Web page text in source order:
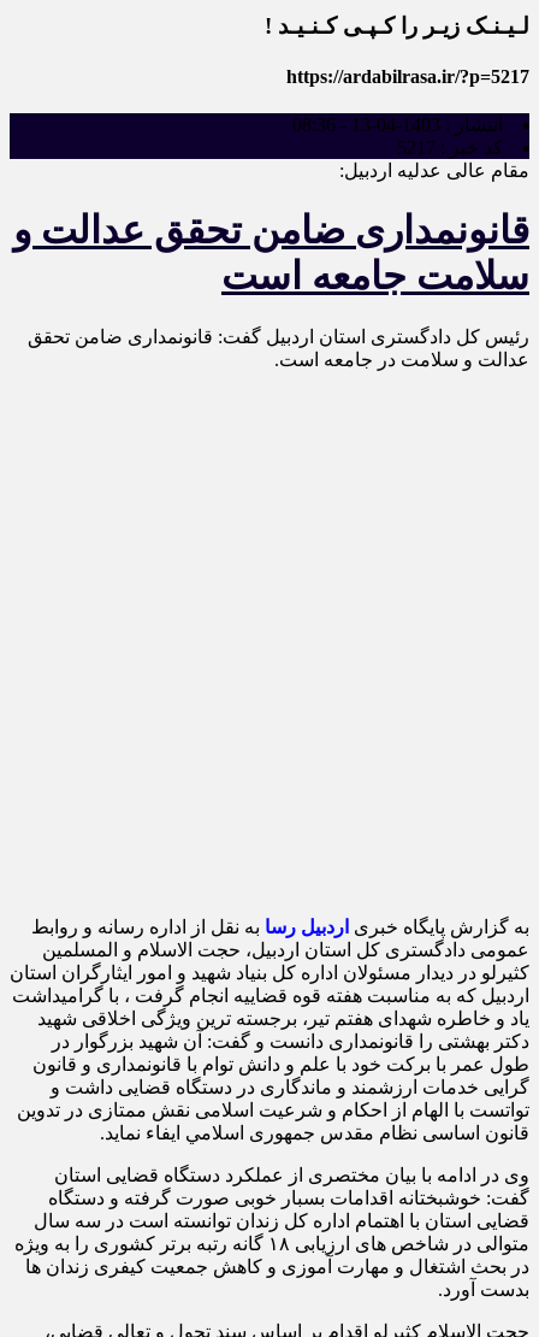
لـیـنـک زیـر را کـپـی کـنـیـد !
https://ardabilrasa.ir/?p=5217
انتشار : 1403-04-13 - 08:36
کد خبر : 5217
مقام عالی عدلیه اردبیل:
قانونمداری ضامن تحقق عدالت و
سلامت جامعه است
رئیس کل دادگستری استان اردبیل گفت: قانونمداری ضامن تحقق
عدالت و سلامت در جامعه است.
به گزارش پایگاه خبری اردبیل رسا به نقل از اداره رسانه و روابط
عمومی دادگستری کل استان اردبیل، حجت الاسلام و المسلمین
کثیرلو در دیدار مسئولان اداره کل بنیاد شهید و امور ایثارگران استان
اردبیل که به مناسبت هفته قوه قضاییه انجام گرفت ، با گرامیداشت
یاد و خاطره شهدای هفتم تیر، برجسته ترین ویژگی اخلاقی شهید
دکتر بهشتی را قانونمداری دانست و گفت: آن شهید بزرگوار در
طول عمر با برکت خود با علم و دانش توام با قانونمداری و قانون
گرایی خدمات ارزشمند و ماندگاری در دستگاه قضایی داشت و
تواتست با الهام از احکام و شرعیت اسلامی نقش ممتازی در تدوین
قانون اساسی نظام مقدس جمهوری اسلامي ایفاء نماید.
وی در ادامه با بیان مختصری از عملکرد دستگاه قضایی استان
گفت: خوشبختانه اقدامات بسبار خوبی صورت گرفته و دستگاه
قضایی استان با اهتمام اداره کل زندان توانسته است در سه سال
متوالی در شاخص های ارزیابی ۱۸ گانه رتبه برتر کشوری را به ویژه
در بحث اشتغال و مهارت آموزی و کاهش جمعیت کیفری زندان ها
بدست آورد.
حجت الاسلام کثیرلو اقدام بر اساس سند تحول و تعالی قضایی،